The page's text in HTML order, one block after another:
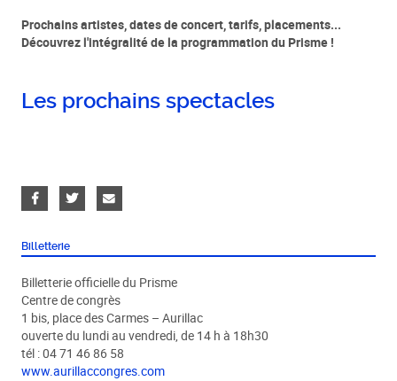
Prochains artistes, dates de concert, tarifs, placements...
Découvrez l'intégralité de la programmation du Prisme !
Les prochains spectacles
Billetterie
Billetterie officielle du Prisme
Centre de congrès
1 bis, place des Carmes – Aurillac
ouverte du lundi au vendredi, de 14 h à 18h30
tél : 04 71 46 86 58
www.aurillaccongres.com